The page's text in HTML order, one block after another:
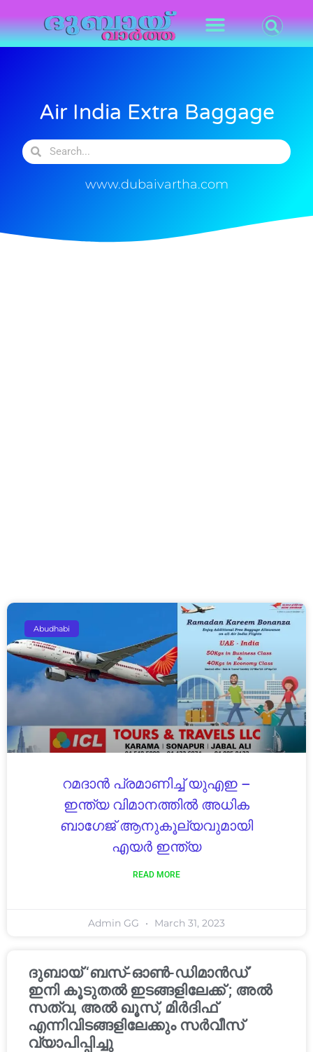
Air India Extra Baggage
www.dubaivartha.com
Abudhabi
റമദാൻ പ്രമാണിച്ച് യുഎഇ –
ഇന്ത്യ വിമാനത്തിൽ അധിക
ബാഗേജ് ആനുകൂല്യവുമായി
എയർ ഇന്ത്യ
READ MORE
Admin GG March 31, 2023
ദുബായ് ‘ബസ്-ഓൺ-ഡിമാൻഡ്’
ഇനി കൂടുതൽ ഇടങ്ങളിലേക്ക് ; അൽ
സത്വ, അൽ ഖൂസ്, മിർദിഫ്
എന്നിവിടങ്ങളിലേക്കും സർവീസ്
വ്യാപിപ്പിച്ചു